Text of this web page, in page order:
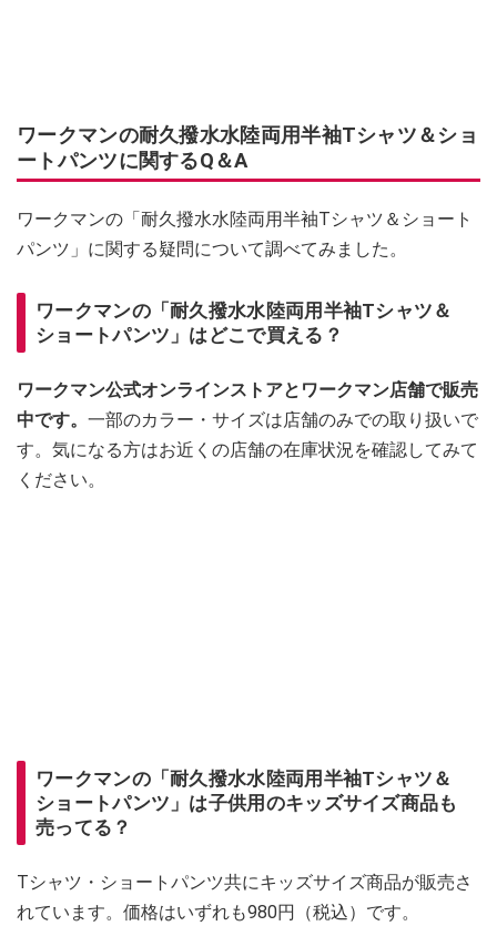
ワークマンの耐久撥水水陸両用半袖Tシャツ＆ショ
ートパンツに関するQ＆A
ワークマンの「耐久撥水水陸両用半袖Tシャツ＆ショート
パンツ」に関する疑問について調べてみました。
ワークマンの「耐久撥水水陸両用半袖Tシャツ＆
ショートパンツ」はどこで買える？
ワークマン公式オンラインストアとワークマン店舗で販売
中です。 一部のカラー・サイズは店舗のみでの取り扱いで
す。気になる方はお近くの店舗の在庫状況を確認してみて
ください。
ワークマンの「耐久撥水水陸両用半袖Tシャツ＆
ショートパンツ」は子供用のキッズサイズ商品も
売ってる？
Tシャツ・ショートパンツ共にキッズサイズ商品が販売さ
れています。価格はいずれも980円（税込）です。